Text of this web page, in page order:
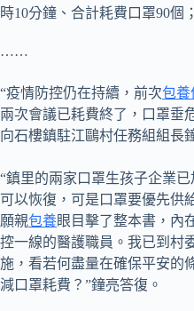
時10分鐘、合計耗費口罩90個；
……
“疫情防控仍在持續，前次包養
兩次會議已耗費終了，口罩垂
向石樓鎮駐江鷗村任務組組長
“鎮里的兩家口罩生孩子企業
可以恢復，可是口罩要優先供
願親包養眼目擊了整本書，內
控一線的醫護職員。我已到村
施，看若何盡量在確保平安的
減口罩耗費？”鐘亮答復。